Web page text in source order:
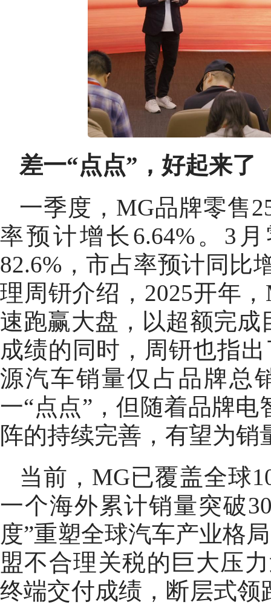
差一“点点”，好起来了
一季度，MG品牌零售
率预计增长6.64%。3
82.6%，市占率预计同比
理周钘介绍，2025开年
速跑赢大盘，以超额完
成绩的同时，周钘也指
源汽车销量仅占品牌总
一“点点”，但随着品牌
阵的持续完善，有望为销
当前，MG已覆盖全球
一个海外累计销量突破
度”重塑全球汽车产业格
盟不合理关税的巨大压
终端交付成绩，断层式